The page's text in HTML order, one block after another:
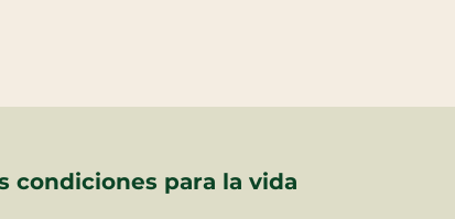
condiciones para la vida